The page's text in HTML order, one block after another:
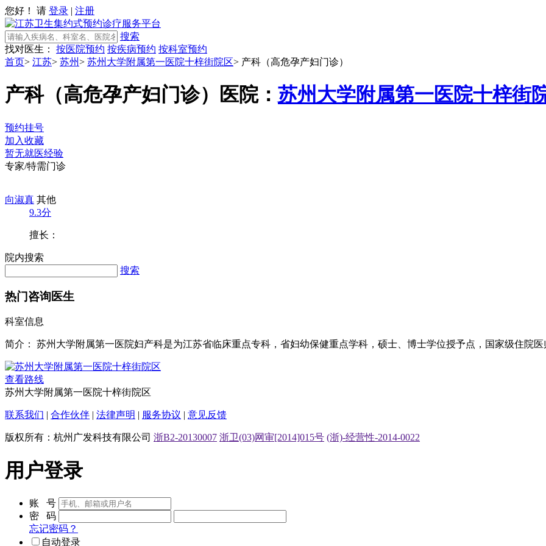
您好！ 请 登录 | 注册
搜索
找对医生：
按医院预约 按疾病预约 按科室预约
首页> 江苏> 苏州> 苏州大学附属第一医院十梓街院区> 产科（高危孕产妇门诊）
产科（高危孕产妇门诊） 医院： 苏州大学附属第一医院十梓街
预约挂号
加入收藏
暂无就医经验
专家/特需门诊
向淑真 其他
9.3分
擅长：
院内搜索
搜索
热门咨询医生
科室信息
简介： 苏州大学附属第一医院妇产科是为江苏省临床重点专科，省妇幼保健重点学科，硕士、博士学位授予点，国家级住院
查看路线
苏州大学附属第一医院十梓街院区
联系我们 | 合作伙伴 | 法律声明 | 服务协议 | 意见反馈
版权所有：杭州广发科技有限公司 浙B2-20130007 浙卫(03)网审[2014]015号 (浙)-经营性-2014-0022
用户登录
账 号
密 码
忘记密码？
自动登录